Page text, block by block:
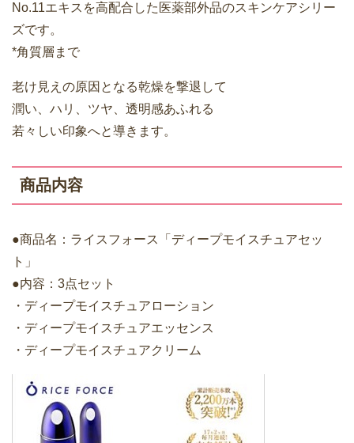
No.11エキスを高配合した医薬部外品のスキンケアシリー
ズです。
*角質層まで
老け見えの原因となる乾燥を撃退して
潤い、ハリ、ツヤ、透明感あふれる
若々しい印象へと導きます。
商品内容
●商品名：ライスフォース「ディープモイスチュアセッ
ト」
●内容：3点セット
・ディープモイスチュアローション
・ディープモイスチュアエッセンス
・ディープモイスチュアクリーム